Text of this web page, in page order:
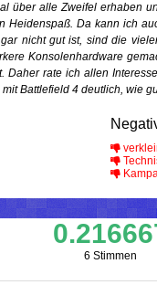
über alle Zweifel erhaben
Heidenspaß. Da kann ich
nicht gut ist, sind die
Konsolenhardware
Daher rate ich allen
Battlefield 4 deutlich, wie
6 Stimmen